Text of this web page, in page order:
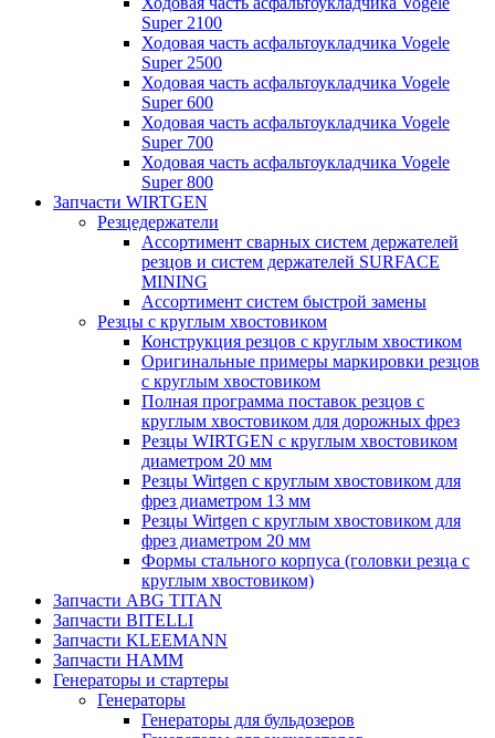
Super 2100
Ходовая часть асфальтоукладчика Vogele
Super 2500
Ходовая часть асфальтоукладчика Vogele
Super 600
Ходовая часть асфальтоукладчика Vogele
Super 700
Ходовая часть асфальтоукладчика Vogele
Super 800
Запчасти WIRTGEN
Резцедержатели
Ассортимент сварных систем держателей
резцов и систем держателей SURFACE
MINING
Ассортимент систем быстрой замены
Резцы с круглым хвостовиком
Конструкция резцов с круглым хвостиком
Оригинальные примеры маркировки резцов
с круглым хвостовиком
Полная программа поставок резцов с
круглым хвостовиком для дорожных фрез
Резцы WIRTGEN с круглым хвостовиком
диаметром 20 мм
Резцы Wirtgen с круглым хвостовиком для
фрез диаметром 13 мм
Резцы Wirtgen с круглым хвостовиком для
фрез диаметром 20 мм
Формы стального корпуса (головки резца с
круглым хвостовиком)
Запчасти ABG TITAN
Запчасти BITELLI
Запчасти KLEEMANN
Запчасти HAMM
Генераторы и стартеры
Генераторы
Генераторы для бульдозеров